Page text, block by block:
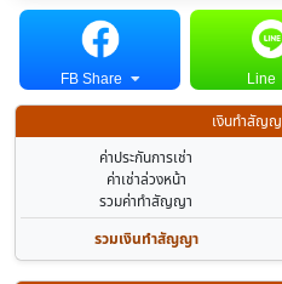
FB Share Line
เงินทำสัญญ
ค่าประกันการเช่า
ค่าเช่าล่วงหน้า
รวมค่าทำสัญญา
รวมเงินทำสัญญา